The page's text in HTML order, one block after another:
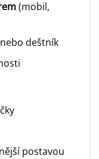
(mobil,
deštník
postavou